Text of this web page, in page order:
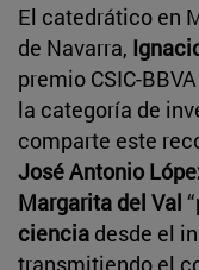
El catedrático en
de Navarra,
premio CSIC-
la categoría de
comparte este
José Antonio
Margarita del Val
ciencia desde el
transmitiendo el